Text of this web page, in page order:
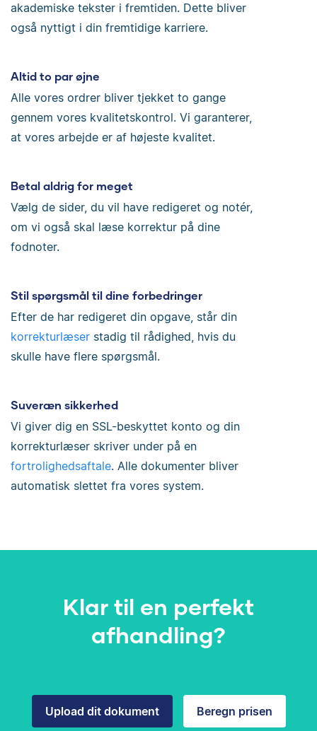
akademiske tekster i fremtiden. Dette bliver
også nyttigt i din fremtidige karriere.
Altid to par øjne
Alle vores ordrer bliver tjekket to gange
gennem vores kvalitetskontrol. Vi garanterer,
at vores arbejde er af højeste kvalitet.
Betal aldrig for meget
Vælg de sider, du vil have redigeret og notér,
om vi også skal læse korrektur på dine
fodnoter.
Stil spørgsmål til dine forbedringer
Efter de har redigeret din opgave, står din
korrekturlæser stadig til rådighed, hvis du
skulle have flere spørgsmål.
Suveræn sikkerhed
Vi giver dig en SSL-beskyttet konto og din
korrekturlæser skriver under på en
fortrolighedsaftale. Alle dokumenter bliver
automatisk slettet fra vores system.
Klar til en perfekt
afhandling?
Upload dit dokument Beregn prisen